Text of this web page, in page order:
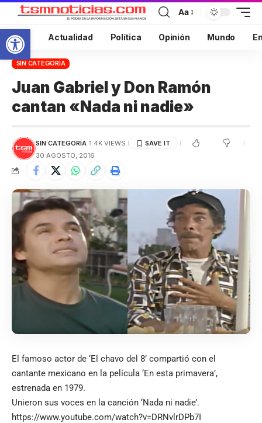
Abrir barra de herramientas
Aa
Inicio Actualidad Política Opinión Mundo
SIN CATEGORÍA
Juan Gabriel y Don Ramón
cantan «Nada ni nadie»
SIN CATEGORÍA 1.4K VIEWS
30 AGOSTO, 2016
El famoso actor de ‘El chavo del 8’ compartió con el
cantante mexicano en la película ‘En esta primavera’,
estrenada en 1979.
Unieron sus voces en la canción ‘Nada ni nadie’.
https://www.youtube.com/watch?v=DRNvlrDPb7I